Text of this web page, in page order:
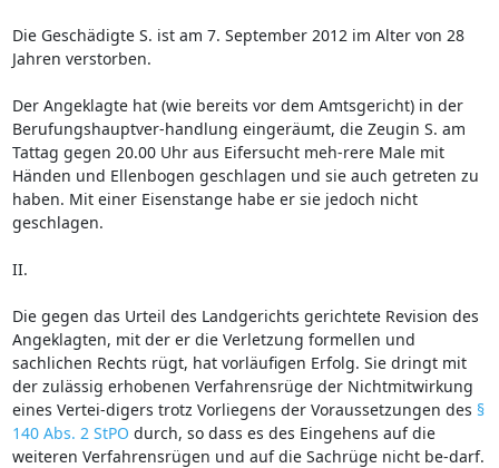
Die Geschädigte S. ist am 7. September 2012 im Alter von 28
Jahren verstorben.
Der Angeklagte hat (wie bereits vor dem Amtsgericht) in der
Berufungshauptver-handlung eingeräumt, die Zeugin S. am
Tattag gegen 20.00 Uhr aus Eifersucht meh-rere Male mit
Händen und Ellenbogen geschlagen und sie auch getreten zu
haben. Mit einer Eisenstange habe er sie jedoch nicht
geschlagen.
II.
Die gegen das Urteil des Landgerichts gerichtete Revision des
Angeklagten, mit der er die Verletzung formellen und
sachlichen Rechts rügt, hat vorläufigen Erfolg. Sie dringt mit
der zulässig erhobenen Verfahrensrüge der Nichtmitwirkung
eines Vertei-digers trotz Vorliegens der Voraussetzungen des §
140 Abs. 2 StPO durch, so dass es des Eingehens auf die
weiteren Verfahrensrügen und auf die Sachrüge nicht be-darf.